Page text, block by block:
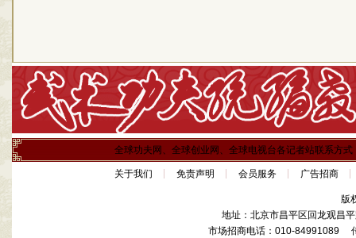
全球功夫网、全球创业网、全球电视台各记者站联系方式
关于我们 免责声明 会员服务 广告招商
版
地址：北京市昌平区回龙观昌
市场招商电话：010-84991089